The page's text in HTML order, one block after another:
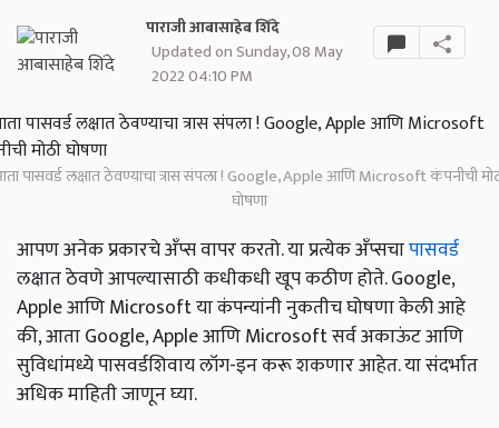
पाराजी आबासाहेब शिंदे
Updated on Sunday, 08 May
2022 04:10 PM
पासवर्ड लक्षात ठेवण्याचा त्रास संपला ! Google, Apple आणि Microsoft कंपनीची
घोषणा
आपण अनेक प्रकारचे अँप्स वापर करतो. या प्रत्येक अँप्सचापासवर्ड
लक्षात ठेवणे आपल्यासाठी कधीकधी खूप कठीण होते. Google,
Apple आणि Microsoft या कंपन्यांनी नुकतीच घोषणा केली आहे
की, आता Google, Apple आणि Microsoft सर्व अकाऊंट आणि
सुविधांमध्ये पासवर्डशिवाय लॉग-इन करू शकणार आहेत. या संदर्भात
अधिक माहिती जाणून घ्या.